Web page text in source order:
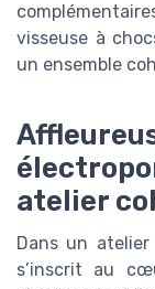
visseuse à
un ensemble
atelier
Dans un atelier
s’inscrit au